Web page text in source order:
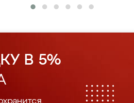
В 5%